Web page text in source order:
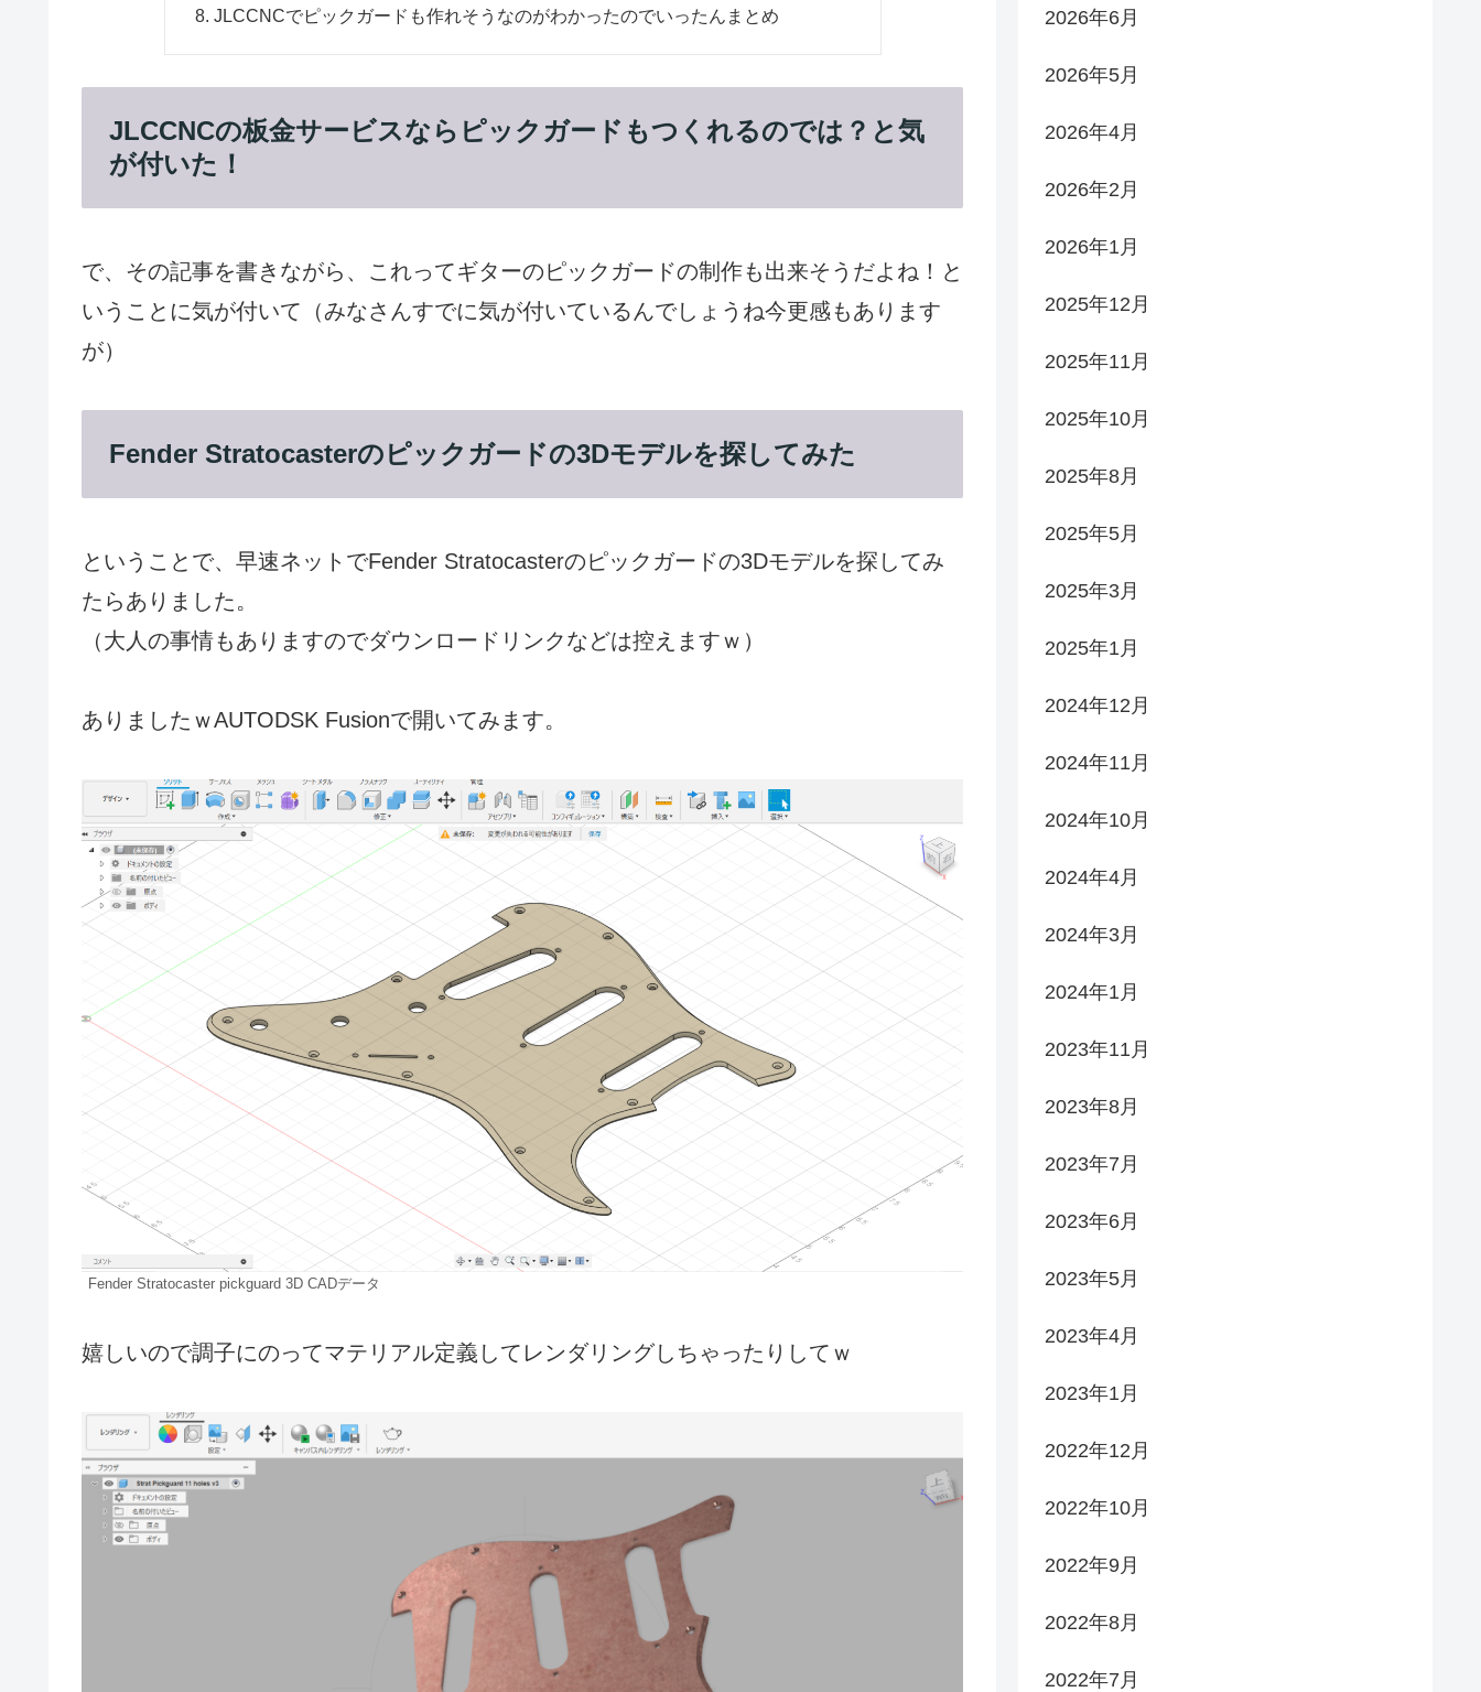
JLCCNCでピックガードも作れそうなのがわかったのでいったんまとめ
JLCCNCの板金サービスならピックガードもつくれるのでは？と気
が付いた！
で、その記事を書きながら、これってギターのピックガードの制作も出来そうだよね！と
いうことに気が付いて（みなさんすでに気が付いているんでしょうね今更感もあります
が）
Fender Stratocasterのピックガードの3Dモデルを探してみた
ということで、早速ネットでFender Stratocasterのピックガードの3Dモデルを探してみ
たらありました。
（大人の事情もありますのでダウンロードリンクなどは控えますｗ）
ありましたｗAUTODSK Fusionで開いてみます。
Fender Stratocaster pickguard 3D CADデータ
嬉しいので調子にのってマテリアル定義してレンダリングしちゃったりしてｗ
2026年6月
2026年5月
2026年4月
2026年2月
2026年1月
2025年12月
2025年11月
2025年10月
2025年8月
2025年5月
2025年3月
2025年1月
2024年12月
2024年11月
2024年10月
2024年4月
2024年3月
2024年1月
2023年11月
2023年8月
2023年7月
2023年6月
2023年5月
2023年4月
2023年1月
2022年12月
2022年10月
2022年9月
2022年8月
2022年7月